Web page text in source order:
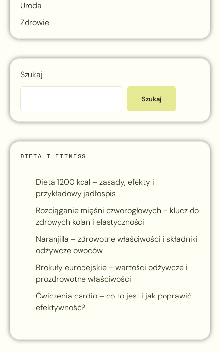
Uroda
Zdrowie
Szukaj
Szukaj
DIETA I FITNESS
Dieta 1200 kcal – zasady, efekty i
przykładowy jadłospis
Rozciąganie mięśni czworogłowych – klucz do
zdrowych kolan i elastyczności
Naranjilla – zdrowotne właściwości i składniki
odżywcze owoców
Brokuły europejskie – wartości odżywcze i
prozdrowotne właściwości
Ćwiczenia cardio – co to jest i jak poprawić
efektywność?